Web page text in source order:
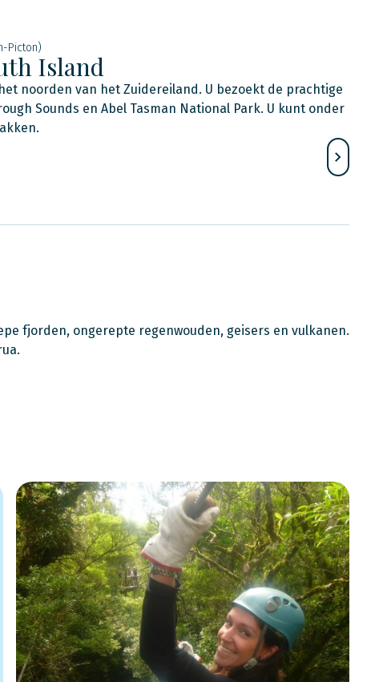
Picton)
Island
noorden van het Zuidereiland. U bezoekt de prachtige
Sounds en Abel Tasman National Park. U kunt onder
fjorden, ongerepte regenwouden, geisers en vulkanen.